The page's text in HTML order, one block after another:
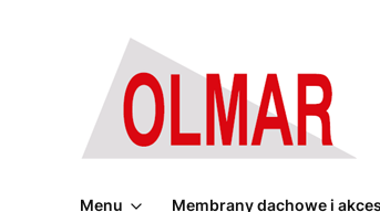
Menu Membrany dachowe i